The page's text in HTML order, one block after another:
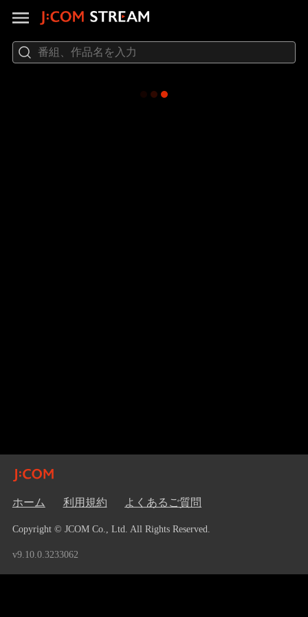
ホーム 利用規約 よくあるご質問
Copyright © JCOM Co., Ltd. All Rights Reserved.
v9.10.0.3233062